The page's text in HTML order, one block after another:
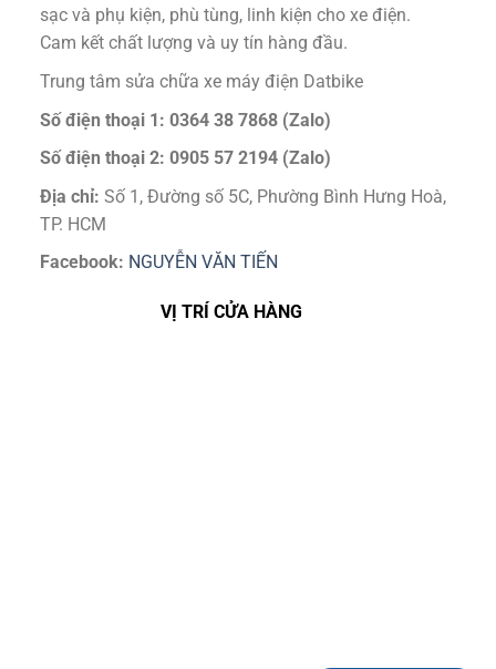
sạc và phụ kiện, phù tùng, linh kiện cho xe điện.
Cam kết chất lượng và uy tín hàng đầu.
Trung tâm sửa chữa xe máy điện Datbike
Số điện thoại 1: 0364 38 7868 (Zalo)
Số điện thoại 2: 0905 57 2194 (Zalo)
Địa chỉ: Số 1, Đường số 5C, Phường Bình Hưng Hoà,
TP. HCM
Facebook: NGUYỄN VĂN TIẾN
VỊ TRÍ CỬA HÀNG